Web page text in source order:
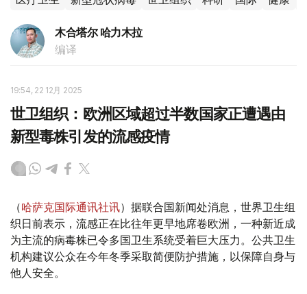
木合塔尔 哈力木拉
编译
19:54, 22 12月 2025
世卫组织：欧洲区域超过半数国家正遭遇由
新型毒株引发的流感疫情
（哈萨克国际通讯社讯）据联合国新闻处消息，世界卫生组
织日前表示，流感正在比往年更早地席卷欧洲，一种新近成
为主流的病毒株已令多国卫生系统受着巨大压力。公共卫生
机构建议公众在今年冬季采取简便防护措施，以保障自身与
他人安全。